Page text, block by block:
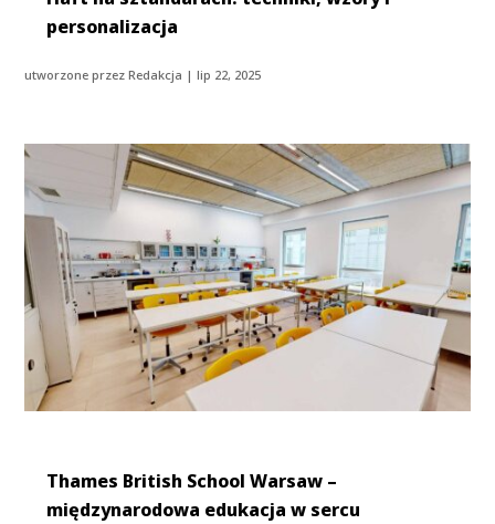
personalizacja
utworzone przezRedakcja |lip 22, 2025
Thames British School Warsaw –
międzynarodowa edukacja w sercu